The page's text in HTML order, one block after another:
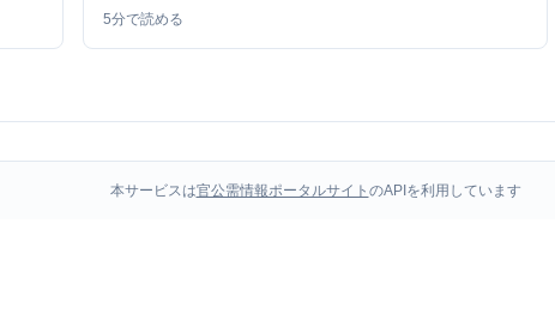
5分で読める
本サービスは官公需情報ポータルサイト のAPIを利用しています